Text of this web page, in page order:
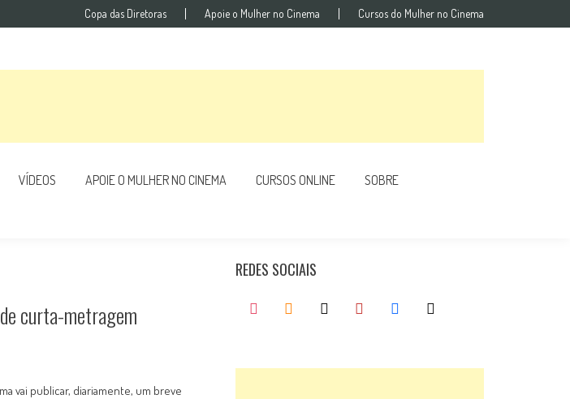
Copa das Diretoras Apoie o Mulher no Cinema Cursos do Mulher no Cinema
VÍDEOS APOIE O MULHER NO CINEMA CURSOS ONLINE SOBRE
curta-metragem
vai publicar, diariamente, um breve
REDES SOCIAIS